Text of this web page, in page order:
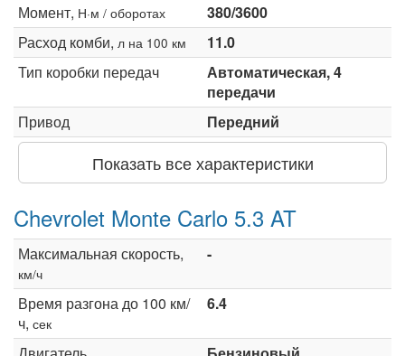
Момент, Н·м / оборотах
380/3600
Расход комби, л на 100 км
11.0
Тип коробки передач
Автоматическая, 4
передачи
Привод
Передний
Показать все характеристики
Chevrolet Monte Carlo 5.3 AT
Максимальная скорость,
км/ч
-
Время разгона до 100 км/
ч, сек
6.4